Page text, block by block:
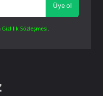
Üye ol
Gizlilik Sözleşmesi.